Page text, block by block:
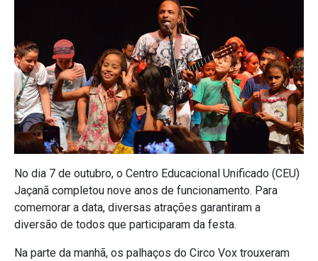
No dia 7 de outubro, o Centro Educacional Unificado (CEU)
Jaçanã completou nove anos de funcionamento. Para
comemorar a data, diversas atrações garantiram a
diversão de todos que participaram da festa.
Na parte da manhã, os palhaços do Circo Vox trouxeram